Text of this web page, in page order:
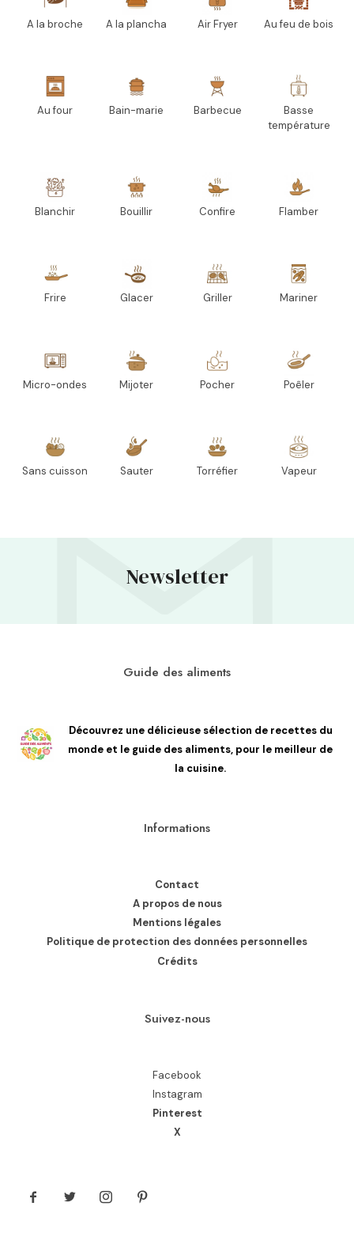
A la broche A la plancha Air Fryer Au feu de bois
Au four Bain-marie Barbecue
Basse
température
Blanchir Bouillir Confire Flamber
Frire Glacer Griller Mariner
Micro-ondes Mijoter Pocher Poêler
Sans cuisson Sauter Torréfier Vapeur
Newsletter
Guide des aliments
Découvrez une délicieuse sélection de recettes du
monde et le guide des aliments, pour le meilleur de
la cuisine.
Informations
Contact
A propos de nous
Mentions légales
Politique de protection des données personnelles
Crédits
Suivez-nous
Facebook
Instagram
Pinterest
X